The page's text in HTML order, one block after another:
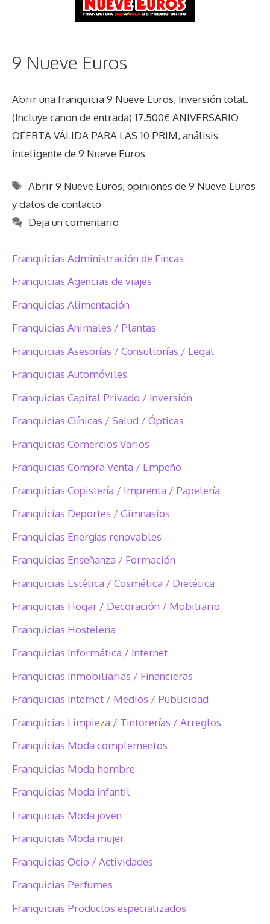
9 Nueve Euros
Abrir una franquicia 9 Nueve Euros, Inversión total.
(Incluye canon de entrada) 17.500€ ANIVERSARIO
OFERTA VÁLIDA PARA LAS 10 PRIM, análisis
inteligente de 9 Nueve Euros
Etiquetas
Abrir 9 Nueve Euros,opiniones de 9 Nueve Euros
y datos de contacto
Deja un comentario
Franquicias Administración de Fincas
Franquicias Agencias de viajes
Franquicias Alimentación
Franquicias Animales / Plantas
Franquicias Asesorías / Consultorías / Legal
Franquicias Automóviles
Franquicias Capital Privado / Inversión
Franquicias Clínicas / Salud / Ópticas
Franquicias Comercios Varios
Franquicias Compra Venta / Empeño
Franquicias Copistería / Imprenta / Papelería
Franquicias Deportes / Gimnasios
Franquicias Energías renovables
Franquicias Enseñanza / Formación
Franquicias Estética / Cosmética / Dietética
Franquicias Hogar / Decoración / Mobiliario
Franquicias Hostelería
Franquicias Informática / Internet
Franquicias Inmobiliarias / Financieras
Franquicias Internet / Medios / Publicidad
Franquicias Limpieza / Tintorerías / Arreglos
Franquicias Moda complementos
Franquicias Moda hombre
Franquicias Moda infantil
Franquicias Moda joven
Franquicias Moda mujer
Franquicias Ocio / Actividades
Franquicias Perfumes
Franquicias Productos especializados